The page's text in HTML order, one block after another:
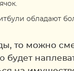
обладают
то можно
будет